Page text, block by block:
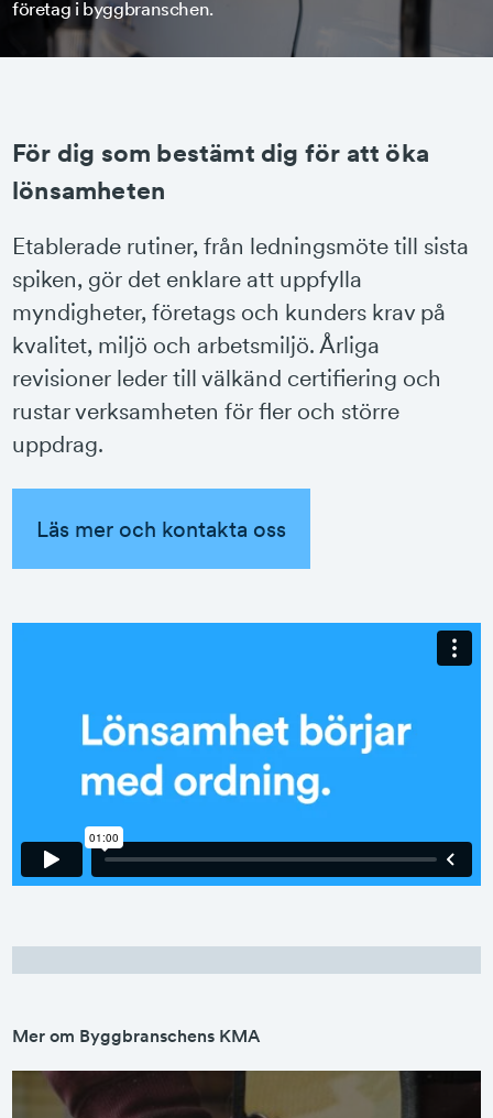
företag i byggbranschen.
För dig som bestämt dig för att öka
lönsamheten
Etablerade rutiner, från ledningsmöte till sista
spiken, gör det enklare att uppfylla
myndigheter, företags och kunders krav på
kvalitet, miljö och arbetsmiljö. Årliga
revisioner leder till välkänd certifiering och
rustar verksamheten för fler och större
uppdrag.
Läs mer och kontakta oss
Mer om Byggbranschens KMA